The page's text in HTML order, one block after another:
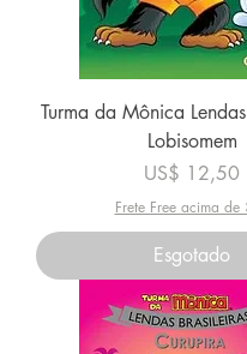
Turma da Mônica
Lobisomem
Preço
US$ 12,50
Frete Free acima de
Esgotado